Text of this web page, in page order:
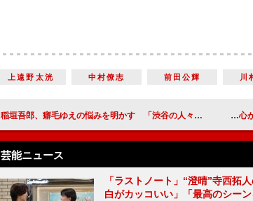
上遠野太洸 中村僚志 前田公輝 川
稲垣吾郎、癖毛ゆえの悩みを明かす 「渋谷の人々の笑顔を増やしたい」 松山
芸能ニュース
「ラストノート」“澄晴”寺西拓
白がカッコいい」「最高のシーン